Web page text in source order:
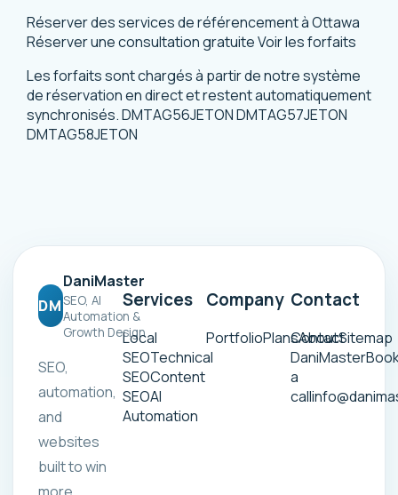
Réserver des services de référencement à Ottawa
Réserver une consultation gratuiteVoir les forfaits
Les forfaits sont chargés à partir de notre système
de réservation en direct et restent automatiquement
synchronisés. DMTAG56JETON DMTAG57JETON
DMTAG58JETON
DM
DaniMaster
SEO, AI
Automation &
Growth Design
SEO,
automation,
and
websites
built to win
Services
Local
SEOTechnical
SEOContent
SEOAI
Automation
Company
PortfolioPlansAboutSitemap
Contact
Contact
DaniMaster
a
call